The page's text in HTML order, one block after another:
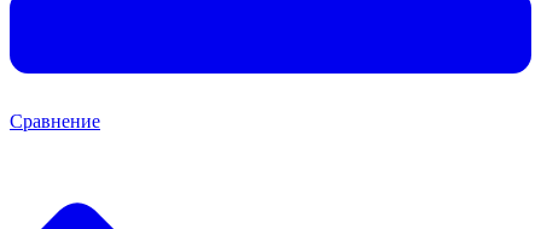
Сравнение